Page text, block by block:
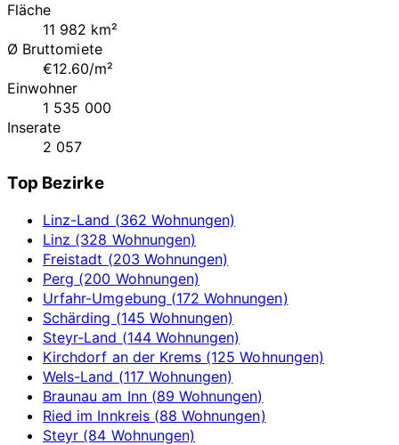
Fläche
11 982 km²
Ø Bruttomiete
€12.60/m²
Einwohner
1 535 000
Inserate
2 057
Top Bezirke
Linz-Land (362 Wohnungen)
Linz (328 Wohnungen)
Freistadt (203 Wohnungen)
Perg (200 Wohnungen)
Urfahr-Umgebung (172 Wohnungen)
Schärding (145 Wohnungen)
Steyr-Land (144 Wohnungen)
Kirchdorf an der Krems (125 Wohnungen)
Wels-Land (117 Wohnungen)
Braunau am Inn (89 Wohnungen)
Ried im Innkreis (88 Wohnungen)
Steyr (84 Wohnungen)